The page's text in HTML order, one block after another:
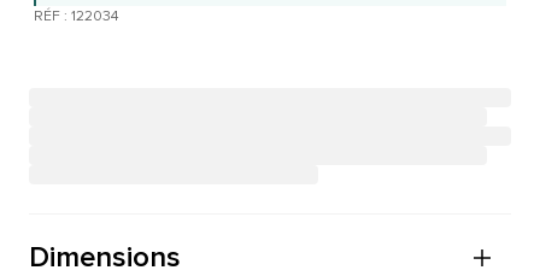
RÉF : 122034
Dimensions